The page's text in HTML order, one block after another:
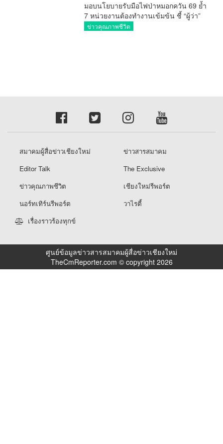
มอบนโยบายรับมือไฟป่าหมอกควัน 69 ย้ำ
7 หน่วยงานต้องทำงานเข้มข้น ชี้ “ผู้ว่า”
คีย์แมนสำคัญทำปัญหาลด
ข่าวคุณภาพชีวิต
สมาคมผู้สื่อข่าวเชียงใหม่
ข่าวสารสมาคม
Editor Talk
The Exclusive
ข่าวคุณภาพชีวิต
เชียงใหม่รีพอร์ต
นอร์ทเทิร์นรีพอร์ต
วาไรตี้
เรื่องราวร้องทุกข์
ศูนย์ข้อมูลข่าวสารสมาคมผู้สื่อข่าวเชียงใหม่
TheCmReporter.com © copyright 2026